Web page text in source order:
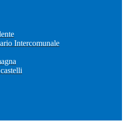
Intercomunale